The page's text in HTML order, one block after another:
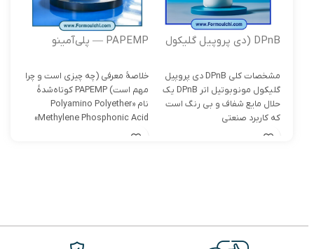
DPnB (دی پروپیل گلیکول
مشخصات کلی DPnB دی پروپیل
گلیکول مونوبوتیل اتر DPnB یک
حلال مایع شفاف و بی رنگ است
که کاربرد صنعتی
PAPEMP — پلی‌آمینو
خلاصۀ معرفی (چه چیزی است و چرا
مهم است) PAPEMP کوتاه‌شدهٔ
نام «Polyamino Polyether
Methylene Phosphonic Acid»
است — یک